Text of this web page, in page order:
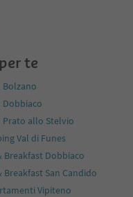
te
Bolzano
Dobbiaco
Prato allo Stelvio
Val di Funes
Breakfast Dobbiaco
Breakfast San Candido
Vipiteno